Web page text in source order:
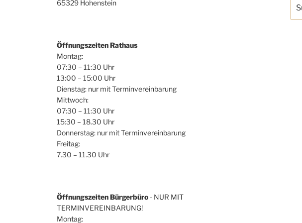
65329 Hohenstein
Öffnungszeiten Rathaus
Montag:
07:30 – 11:30 Uhr
13:00 – 15:00 Uhr
Dienstag: nur mit Terminvereinbarung
Mittwoch:
07:30 – 11:30 Uhr
15:30 – 18.30 Uhr
Donnerstag: nur mit Terminvereinbarung
Freitag:
7.30 – 11.30 Uhr
Öffnungszeiten Bürgerbüro - NUR MIT
TERMINVEREINBARUNG!
Montag: